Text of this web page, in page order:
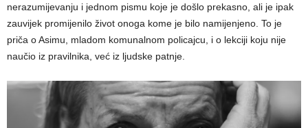
nerazumijevanju i jednom pismu koje je došlo prekasno, ali je ipak
zauvijek promijenilo život onoga kome je bilo namijenjeno. To je
priča o Asimu, mladom komunalnom policajcu, i o lekciji koju nije
naučio iz pravilnika, već iz ljudske patnje.